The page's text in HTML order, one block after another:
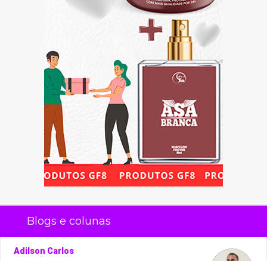
Blogs e colunas
Adilson Carlos